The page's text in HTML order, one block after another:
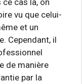
vu que celui-
et un
Cependant, il
de manière
par la